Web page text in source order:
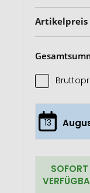
Artikelpreis
13
SOFORT